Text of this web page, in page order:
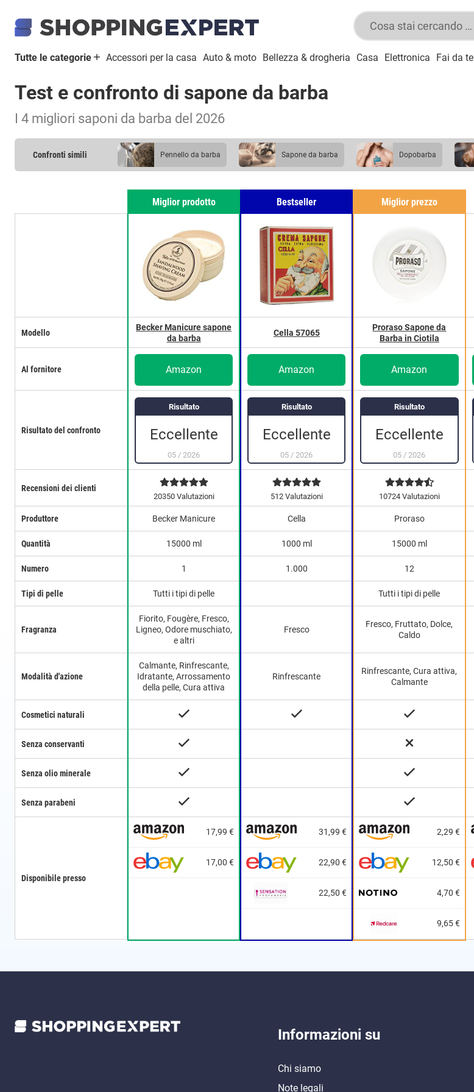
Tutte le categorie Accessori per la casa Auto & moto Bellezza & drogheria Casa Elettronica Fai da te
Test e confronto di sapone da barba
I 4 migliori saponi da barba del 2026
Confronti simili pennello da barba sapone da barba dopobarba
Risultato del confronto
Modello
Recensioni dei clienti
Al fornitore
Disponibile presso
Produttore
Quantità
Numero
Tipi di pelle
Fragranza
Modalità d'azione
Cosmetici naturali
Senza conservanti
Senza olio minerale
Senza parabeni
Miglior prodotto
Risultato
Eccellente
05 / 2026
Becker Manicure sapone
da barba
20350 Valutazioni
Amazon
17,99 €
17,00 €
Becker Manicure
15000 ml
1
Tutti i tipi di pelle
Fiorito, Fougère, Fresco,
Ligneo, Odore muschiato,
e altri
Calmante, Rinfrescante,
Idratante, Arrossamento
della pelle, Cura attiva
Bestseller
Risultato
Eccellente
05 / 2026
Cella 57065
512 Valutazioni
Amazon
31,99 €
22,90 €
22,50 €
Cella
1000 ml
1.000
Fresco
Rinfrescante
Miglior prezzo
Risultato
Eccellente
05 / 2026
Proraso Sapone da
Barba in Ciotila
10724 Valutazioni
Amazon
2,29 €
12,50 €
4,70 €
9,65 €
Proraso
15000 ml
12
Tutti i tipi di pelle
Fresco, Fruttato, Dolce,
Caldo
Rinfrescante, Cura attiva,
Calmante
Informazioni su
Chi siamo
Note legali